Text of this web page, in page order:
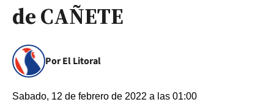
de CAÑETE
Por El Litoral
Sabado, 12 de febrero de 2022 a las 01:00